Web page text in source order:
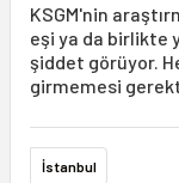
KSGM'nin
eşi ya da birlikte
şiddet görüyor.
girmemesi
İstanbul